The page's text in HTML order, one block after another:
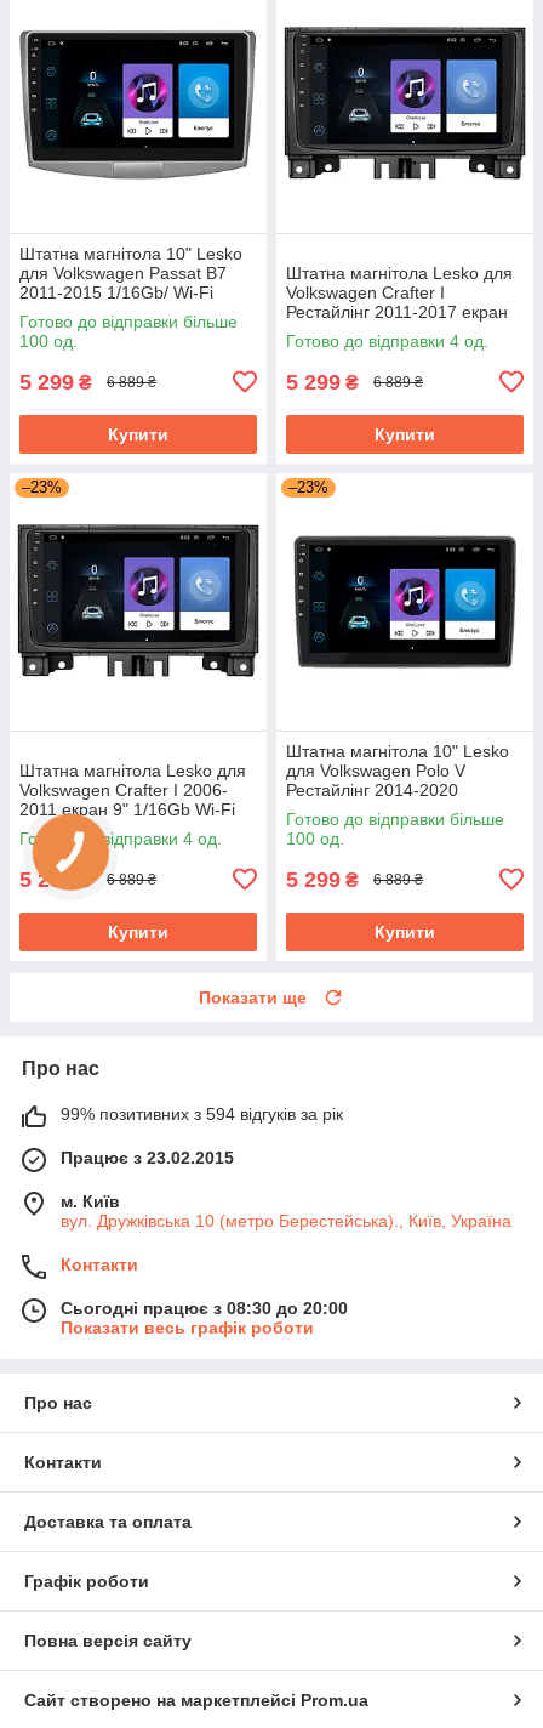
Штатна магнітола 10" Lesko
для Volkswagen Passat B7
2011-2015 1/16Gb/ Wi-Fi
Optima Вольксваген
Готово до відправки більше
100 од.
5 299 ₴ 6 889 ₴
Купити
Штатна магнітола Lesko для
Volkswagen Crafter I
Рестайлінг 2011-2017 екран
9" 1/16Gb Wi-Fi GPS Base
Готово до відправки 4 од.
5 299 ₴ 6 889 ₴
Купити
–23%
Штатна магнітола Lesko для
Volkswagen Crafter I 2006-
2011 екран 9" 1/16Gb Wi-Fi
GPS Base Фольксваген
Готово до відправки 4 од.
5 299 ₴ 6 889 ₴
Купити
–23%
Штатна магнітола 10" Lesko
для Volkswagen Polo V
Рестайлінг 2014-2020
1/16Gb/ Wi-Fi Optima
Вольксваген
Готово до відправки більше
100 од.
5 299 ₴ 6 889 ₴
Купити
Показати ще
Про нас
99% позитивних з 594 відгуків за рік
Працює з 23.02.2015
м. Київ
вул. Дружківська 10 (метро Берестейська)., Київ, Україна
Контакти
Сьогодні працює з 08:30 до 20:00
Показати весь графік роботи
Про нас
Контакти
Доставка та оплата
Графік роботи
Повна версія сайту
Сайт створено на маркетплейсі Prom.ua